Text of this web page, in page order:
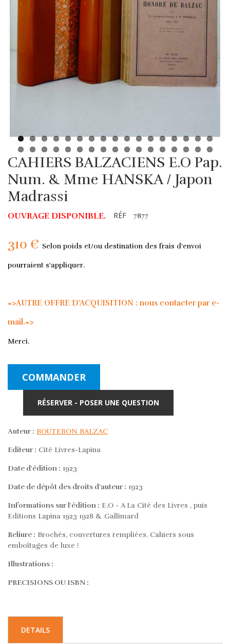
CAHIERS BALZACIENS E.O Pap.
Num. & Mme HANSKA / Japon
Madrassi
OUVRAGE DISPONIBLE. RÉF 7877
310 € Selon poids et/ou destination des frais d'envoi
pourraient s'appliquer.
=>AUTRE OFFRE D'ACQUISITION : nous contacter par e-
mail.=>
Merci.
COMMANDER
RÉSERVER - POSER UNE QUESTION
Auteur : BOUTERON BALZAC
Editeur : Cité Livres-Lapina
Date d'édition : 1923
Date de dépôt des droits d'auteur : 1923
Informations sur l'édition : E.O - A La Cité des Livres , puis
Editions Lapina 1923 1928 & Gallimard
Reliure : Brochés, couvertures rempliées. Cahiers sous
emboîtages de luxe !
Illustrations :
PRECISIONS OU ISBN :
DETAILS